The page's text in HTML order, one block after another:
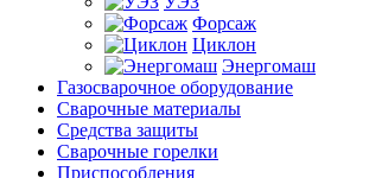
Форсаж
Циклон
Энергомаш
Газосварочное оборудование
Сварочные материалы
Средства защиты
Сварочные горелки
Приспособления